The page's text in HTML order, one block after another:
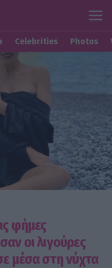
Celebrities Photos
φήμες
οι λιγούρες
μέσα στη νύχτα